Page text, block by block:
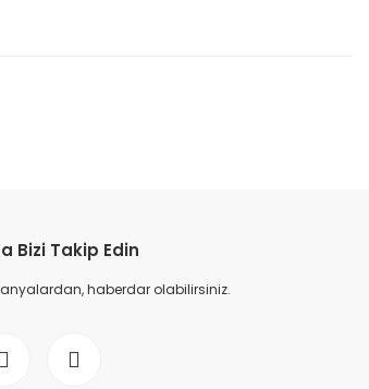
Bizi Takip Edin
haberdar olabilirsiniz.